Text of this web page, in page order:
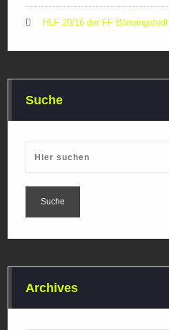
HLF 20/16 der FF Bönningstedt
Suche
Archives